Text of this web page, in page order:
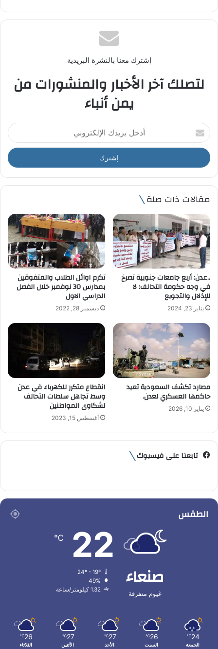
إشترك معنا بالنشرة البريدية
لتصلك آخر الأخبار والمنشورات من
يمن أنباء
أ
د
خ
ل
ر
د
ا
ل
إ
ل
ك
ر
و
ي
مقالات ذات صلة
..عدن: أربع جامعات جنوبية تصرخ
في وجه حكومة التحالف: لا
للإذلال والتجويع
يناير 23, 2024
تكرم اوائل الطلاب والمتفوقين
بمدارس 30 نوفمبر خلال الفصل
الدراسي الاول
ديسمبر 28, 2022
مصارد تكشف السعودية تعيد
حاكمها العسكري لعدن.
يناير 10, 2026
انقطاع متكرر للكهرباء في عدن
وسط تجاهل سلطات التحالف
لشكاوى المواطنين
أغسطس 15, 2023
تابعنا على فيسبوك
الطقس
صنعاء
غيوم متفرقة
22
℃
49%
1.32 كيلومتر/ساعة
24
℃
الجمعة
26
℃
السبت
27
℃
الأحد
27
℃
الأثنين
26
℃
الثلاثاء